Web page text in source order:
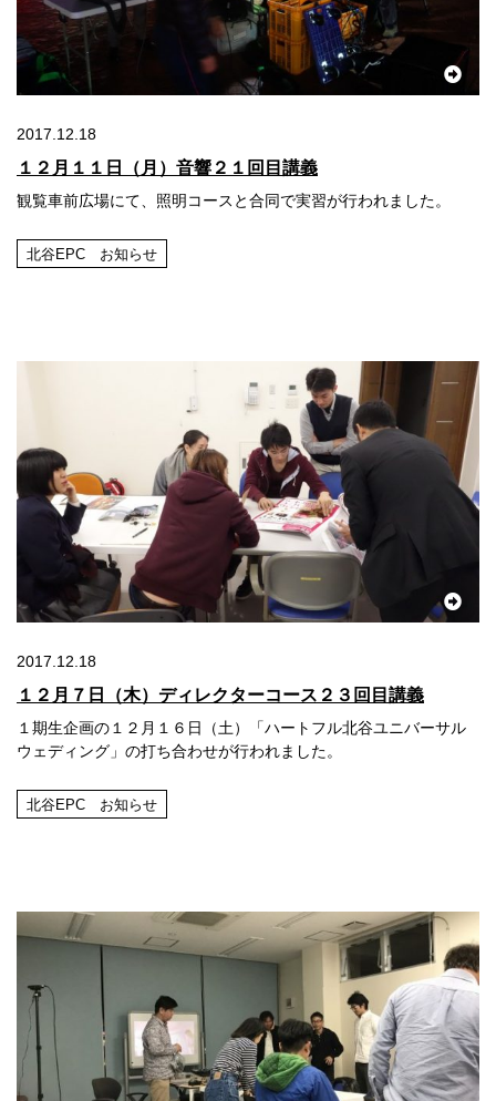
2017.12.18
１２月１１日（月）音響２１回目講義
観覧車前広場にて、照明コースと合同で実習が行われました。
北谷EPC お知らせ
2017.12.18
１２月７日（木）ディレクターコース２３回目講義
１期生企画の１２月１６日（土）「ハートフル北谷ユニバーサル
ウェディング」の打ち合わせが行われました。
北谷EPC お知らせ